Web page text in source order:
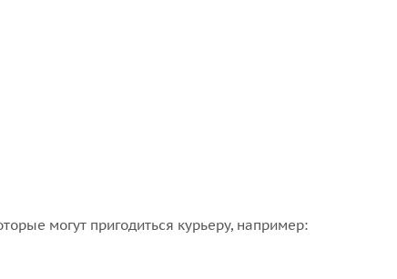
могут пригодиться курьеру, например: